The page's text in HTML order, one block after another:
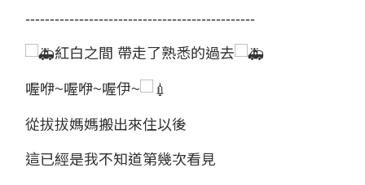
-----------------------------------------------
紅白之間 帶走了熟悉的過去
喔咿~喔咿~喔伊~
從拔拔媽媽搬出來住以後
這已經是我不知道第幾次看見